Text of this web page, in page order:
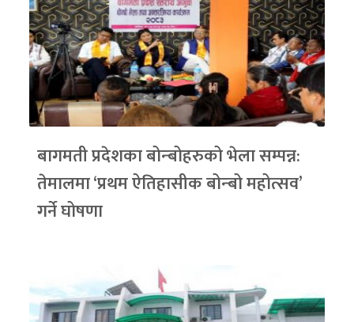
बागमती प्रदेशका बोन्बोहरुको भेला सम्पन्न:
तेमालमा ‘प्रथम ऐतिहासीक बोन्बो महोत्सव’
गर्ने घोषणा